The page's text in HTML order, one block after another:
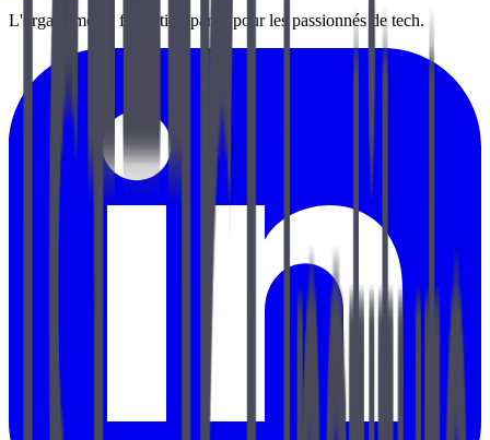
L'organisme de formation par et pour les passionnés de tech.